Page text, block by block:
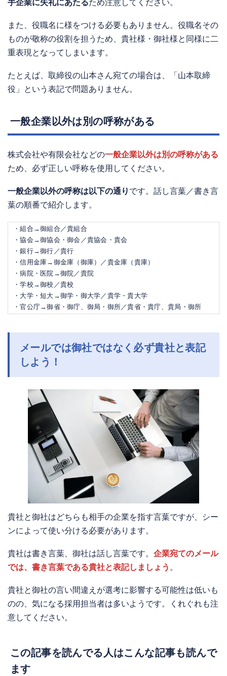
手企業に失礼にあたるため注意してください。
また、役職名に様をつける必要もありません。役職名その
ものが敬称の役割を担うため、貴社様・御社様と同様に二
重表現となってしまいます。
たとえば、取締役の山本さん宛ての場合は、「山本取締
役」という表記で問題ありません。
一般企業以外は別の呼称がある
株式会社や有限会社などの一般企業以外は別の呼称がある
ため、必ず正しい呼称を使用してください。
一般企業以外の呼称は以下の通り です。話し言葉／書き言
葉の順番で紹介します。
・組合→御組合／貴組合
・協会→御協会・御会／貴協会・貴会
・銀行→御行／貴行
・信用金庫→御金庫（御庫）／貴金庫（貴庫）
・病院・医院→御院／貴院
・学校→御校／貴校
・大学・短大→御学・御大学／貴学・貴大学
・官公庁→御省・御庁、御局・御所／貴省・貴庁、貴局・御所
メールでは御社ではなく必ず貴社と表記
しよう！
貴社と御社はどちらも相手の企業を指す言葉ですが、シー
ンによって使い分ける必要があります。
貴社は書き言葉、御社は話し言葉です。 企業宛てのメール
では、書き言葉である貴社と表記しましょう 。
貴社と御社の言い間違えが選考に影響する可能性は低いも
のの、気になる採用担当者は多いようです。くれぐれも注
意してください。
この記事を読んでる人はこんな記事も読んで
ます